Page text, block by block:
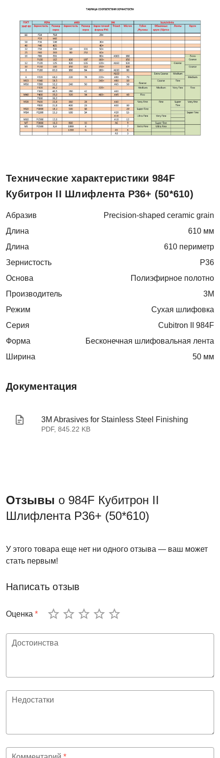
Технические характеристики 984F
Кубитрон II Шлифлента P36+ (50*610)
Абразив
Precision-shaped ceramic grain
Длина
610 мм
Длина
610 периметр
Зернистость
P36
Основа
Полиэфирное полотно
Производитель
3M
Режим
Сухая шлифовка
Серия
Cubitron II 984F
Форма
Бесконечная шлифовальная лента
Ширина
50 мм
Документация
3M Abrasives for Stainless Steel Finishing
PDF, 845.22 KB
Отзывы о 984F Кубитрон II
Шлифлента P36+ (50*610)
Написать отзыв
Оценка *
Достоинства
Недостатки
У этого товара еще нет ни одного отзыва — ваш может
стать первым!